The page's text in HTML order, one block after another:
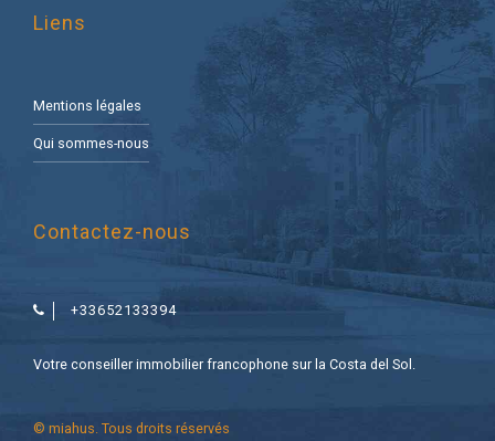
Liens
Mentions légales
Qui sommes-nous
Contactez-nous
+33652133394
Votre conseiller immobilier francophone sur la Costa del Sol.
© miahus. Tous droits réservés